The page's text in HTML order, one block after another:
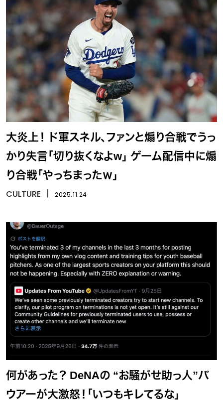
大炎上！ ド軍スネル、ファンと煽り合戦でうっ
かり失言「切り抜くなよw」 ゲーム配信中に煽
り合戦「やっちまったｗ」
CULTURE 2025.11.24
何があった？ DeNAの “お騒がせ助っ人”バ
ウアーが大激怒！「いつもキレてるな」